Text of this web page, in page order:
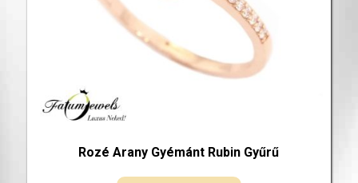
Rozé Arany Gyémánt Rubin Gyűrű